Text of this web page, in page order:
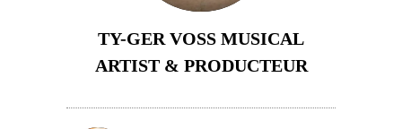
TY-GER VOSS MUSICAL
ARTIST & PRODUCTEUR